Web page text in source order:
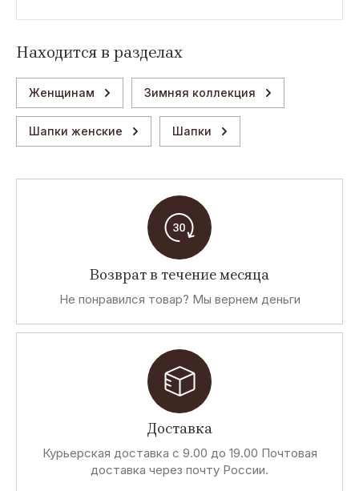
Находится в разделах
Женщинам Зимняя коллекция
Шапки женские Шапки
Возврат в течение месяца
Не понравился товар? Мы вернем деньги
Доставка
Курьерская доставка с 9.00 до 19.00 Почтовая
доставка через почту России.